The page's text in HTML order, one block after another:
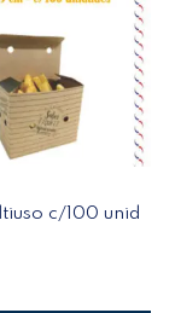
c/100 unid